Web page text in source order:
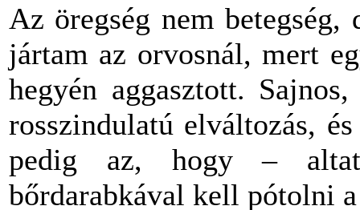
Az öregség nem
jártam az orvosnál, mert
hegyén aggasztott.
rosszindulatú elváltozás,
pedig az, hogy –
bőrdarabkával kell pótolni